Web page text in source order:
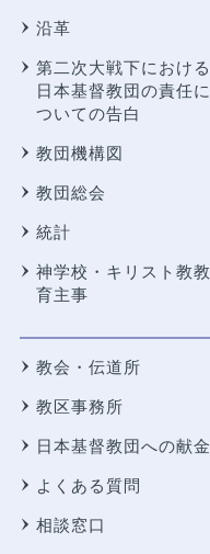
沿革
第二次大戦下における
日本基督教団の責任に
ついての告白
教団機構図
教団総会
統計
神学校・キリスト教教
育主事
教会・伝道所
教区事務所
日本基督教団への献金
よくある質問
相談窓口